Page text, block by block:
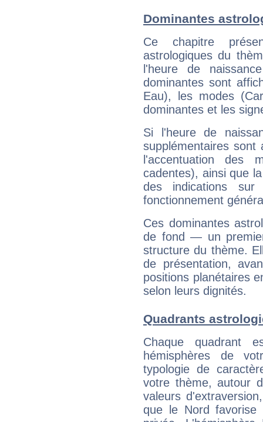
Dominantes
Ce chapitre
astrologiques du
l'heure de
dominantes sont
Eau), les modes
dominantes et les
Si l'heure de
supplémentaires sont
l'accentuation des
cadentes), ainsi que
des indications sur
fonctionnement
Ces dominantes
de fond — un
structure du thème.
de présentation,
positions planétaires
selon leurs dignités.
Quadrants
Chaque quadrant
hémisphères de
typologie de
votre thème, autour
valeurs
que le Nord favorise